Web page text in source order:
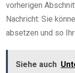
vorherigen
Nachricht: Sie
absetzen und so
Siehe auch